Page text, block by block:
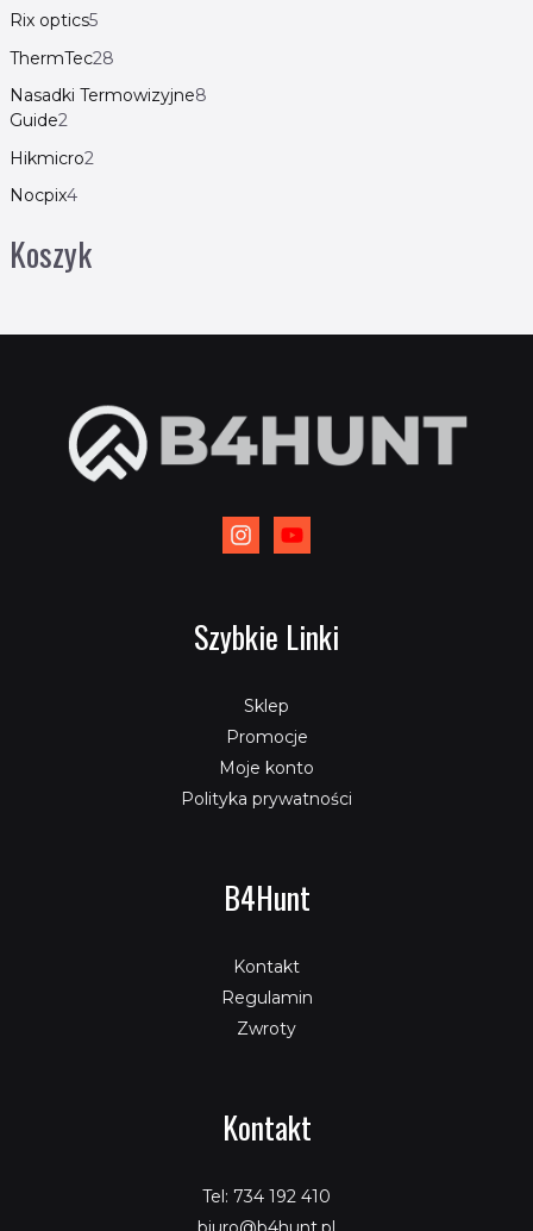
Rix optics5
ThermTec28
Nasadki Termowizyjne8
Guide2
Hikmicro2
Nocpix4
Koszyk
Szybkie Linki
Sklep
Promocje
Moje konto
Polityka prywatności
B4Hunt
Kontakt
Regulamin
Zwroty
Kontakt
Tel: 734 192 410